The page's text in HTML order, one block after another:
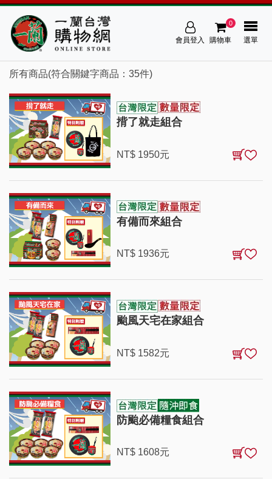
會員登入 購物車
0
選單
所有商品(符合關鍵字商品：35件)
揹了就走組合
NT$ 1950元
有備而來組合
NT$ 1936元
颱風天宅在家組合
NT$ 1582元
防颱必備糧食組合
NT$ 1608元